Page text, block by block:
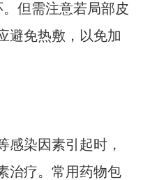
但需注意若局部皮
避免热敷，以免加
感染因素引起时，
治疗。常用药物包